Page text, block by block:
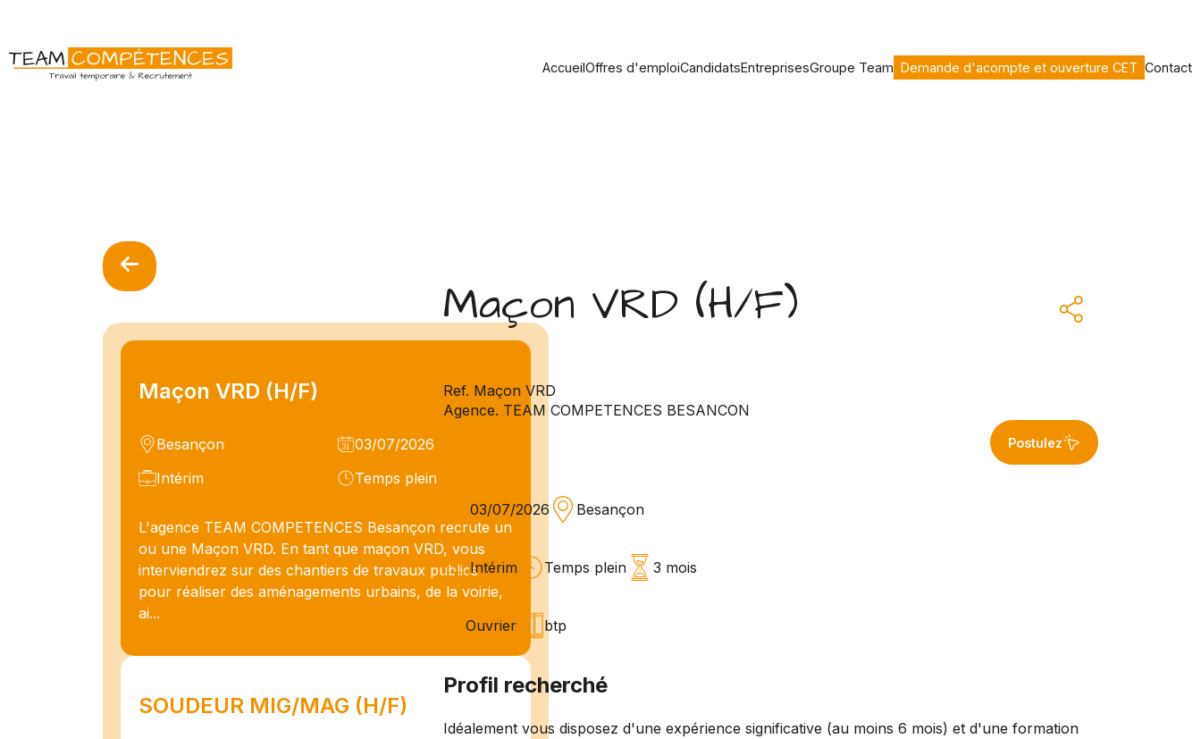
AccueilOffres d'emploiCandidatsEntreprisesGroupe Team Demande d'acompte et ouverture CET Contact
Maçon VRD (H/F)
Besançon
03/07/2026
Intérim
Temps plein
L'agence TEAM COMPETENCES Besançon recrute un
ou une Maçon VRD. En tant que maçon VRD, vous
interviendrez sur des chantiers de travaux publics
pour réaliser des aménagements urbains, de la voirie,
ai...
SOUDEUR MIG/MAG (H/F)
Maçon VRD (H/F)
Ref. Maçon VRD
Agence. TEAM COMPETENCES BESANCON
Postulez
03/07/2026 Besançon
Intérim Temps plein 3 mois
Ouvrier btp
Profil recherché
Idéalement vous disposez d'une expérience significative (au moins 6 mois) et d'une formation